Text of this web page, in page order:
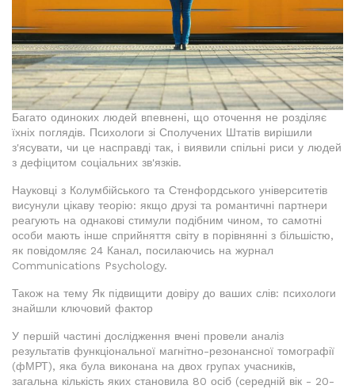
Багато одиноких людей впевнені, що оточення не розділяє
їхніх поглядів. Психологи зі Сполучених Штатів вирішили
з'ясувати, чи це насправді так, і виявили спільні риси у людей
з дефіцитом соціальних зв'язків.
Науковці з Колумбійського та Стенфордського університетів
висунули цікаву теорію: якщо друзі та романтичні партнери
реагують на однакові стимули подібним чином, то самотні
особи мають інше сприйняття світу в порівнянні з більшістю,
як повідомляє 24 Канал, посилаючись на журнал
Communications Psychology.
Також на тему Як підвищити довіру до ваших слів: психологи
знайшли ключовий фактор
У першій частині дослідження вчені провели аналіз
результатів функціональної магнітно-резонансної томографії
(фМРТ), яка була виконана на двох групах учасників,
загальна кількість яких становила 80 осіб (середній вік - 20-